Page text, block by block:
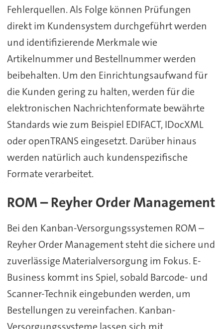
Fehlerquellen. Als Folge können Prüfungen
direkt im Kundensystem durchgeführt werden
und identifizierende Merkmale wie
Artikelnummer und Bestellnummer werden
beibehalten. Um den Einrichtungsaufwand für
die Kunden gering zu halten, werden für die
elektronischen Nachrichtenformate bewährte
Standards wie zum Beispiel EDIFACT, IDocXML
oder openTRANS eingesetzt. Darüber hinaus
werden natürlich auch kundenspezifische
Formate verarbeitet.
ROM – Reyher Order Management
Bei den Kanban-Versorgungssystemen ROM –
Reyher Order Management steht die sichere und
zuverlässige Materialversorgung im Fokus. E-
Business kommt ins Spiel, sobald Barcode- und
Scanner-Technik eingebunden werden, um
Bestellungen zu vereinfachen. Kanban-
Versorgungssysteme lassen sich mit